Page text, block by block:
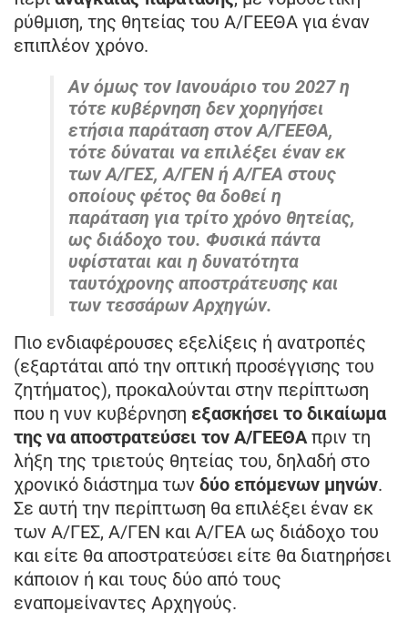
ρύθμιση, της θητείας του Α/ΓΕΕΘΑ για έναν
επιπλέον χρόνο.
Αν όμως τον Ιανουάριο του 2027 η
τότε κυβέρνηση δεν χορηγήσει
ετήσια παράταση στον Α/ΓΕΕΘΑ,
τότε δύναται να επιλέξει έναν εκ
των Α/ΓΕΣ, Α/ΓΕΝ ή Α/ΓΕΑ στους
οποίους φέτος θα δοθεί η
παράταση για τρίτο χρόνο θητείας,
ως διάδοχο του. Φυσικά πάντα
υφίσταται και η δυνατότητα
ταυτόχρονης αποστράτευσης και
των τεσσάρων Αρχηγών.
Πιο ενδιαφέρουσες εξελίξεις ή ανατροπές
(εξαρτάται από την οπτική προσέγγισης του
ζητήματος), προκαλούνται στην περίπτωση
που η νυν κυβέρνηση εξασκήσει το δικαίωμα
της να αποστρατεύσει τον Α/ΓΕΕΘΑ πριν τη
λήξη της τριετούς θητείας του, δηλαδή στο
χρονικό διάστημα των δύο επόμενων μηνών.
Σε αυτή την περίπτωση θα επιλέξει έναν εκ
των Α/ΓΕΣ, Α/ΓΕΝ και Α/ΓΕΑ ως διάδοχο του
και είτε θα αποστρατεύσει είτε θα διατηρήσει
κάποιον ή και τους δύο από τους
εναπομείναντες Αρχηγούς.